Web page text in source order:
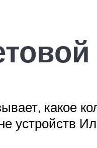
какое
устройств